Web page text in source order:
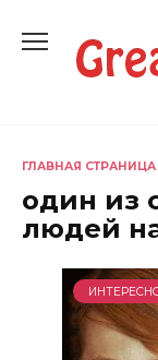
содержанию
ГЛАВНАЯ СТРАНИЦА
один из
людей